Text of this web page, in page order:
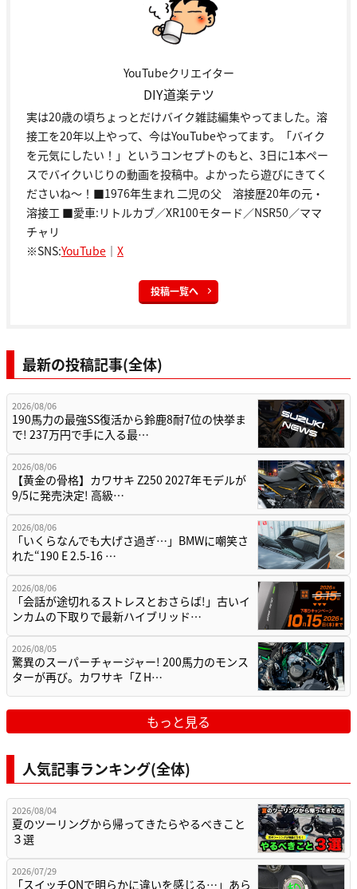
YouTubeクリエイター
DIY道楽テツ
実は20歳の頃ちょっとだけバイク雑誌編集やってました。溶
接工を20年以上やって、今はYouTubeやってます。「バイク
を元気にしたい！」というコンセプトのもと、3日に1本ペー
スでバイクいじりの動画を投稿中。よかったら遊びにきてく
ださいね～！■1976年生まれ 二児の父 溶接歴20年の元・
溶接工 ■愛車:リトルカブ／XR100モタード／NSR50／ママ
チャリ
※SNS:YouTube ｜ X
投稿一覧へ
最新の投稿記事(全体)
2026/08/06
190馬力の最強SS復活から鈴鹿8耐7位の快挙ま
で! 237万円で手に入る最…
2026/08/06
【黄金の骨格】カワサキ Z250 2027年モデルが
9/5に発売決定! 高級…
2026/08/06
「いくらなんでも大げさ過ぎ…」BMWに嘲笑さ
れた“190 E 2.5-16 …
2026/08/06
「会話が途切れるストレスとおさらば!」古いイ
ンカムの下取りで最新ハイブリッド…
2026/08/05
驚異のスーパーチャージャー! 200馬力のモンス
ターが再び。カワサキ「Z H…
もっと見る
人気記事ランキング(全体)
2026/08/04
夏のツーリングから帰ってきたらやるべきこと
３選
2026/07/29
「スイッチONで明らかに違いを感じる…」あら